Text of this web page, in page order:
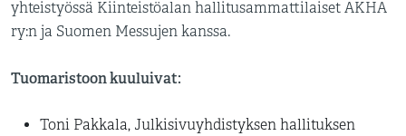
yhteistyössä Kiinteistöalan hallitusammattilaiset AKHA
ry:n ja Suomen Messujen kanssa.
Tuomaristoon kuuluivat:
Toni Pakkala, Julkisivuyhdistyksen hallituksen